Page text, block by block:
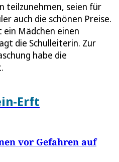
teilzunehmen, seien für
auch die schönen Preise.
ein Mädchen einen
die Schulleiterin. Zur
habe die
Erft
vor Gefahren auf